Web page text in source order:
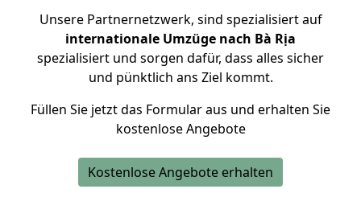
Unsere Partnernetzwerk, sind spezialisiert auf
internationale Umzüge nach Bà Rịa
spezialisiert und sorgen dafür, dass alles sicher
und pünktlich ans Ziel kommt.
Füllen Sie jetzt das Formular aus und erhalten Sie
kostenlose Angebote
Kostenlose Angebote erhalten